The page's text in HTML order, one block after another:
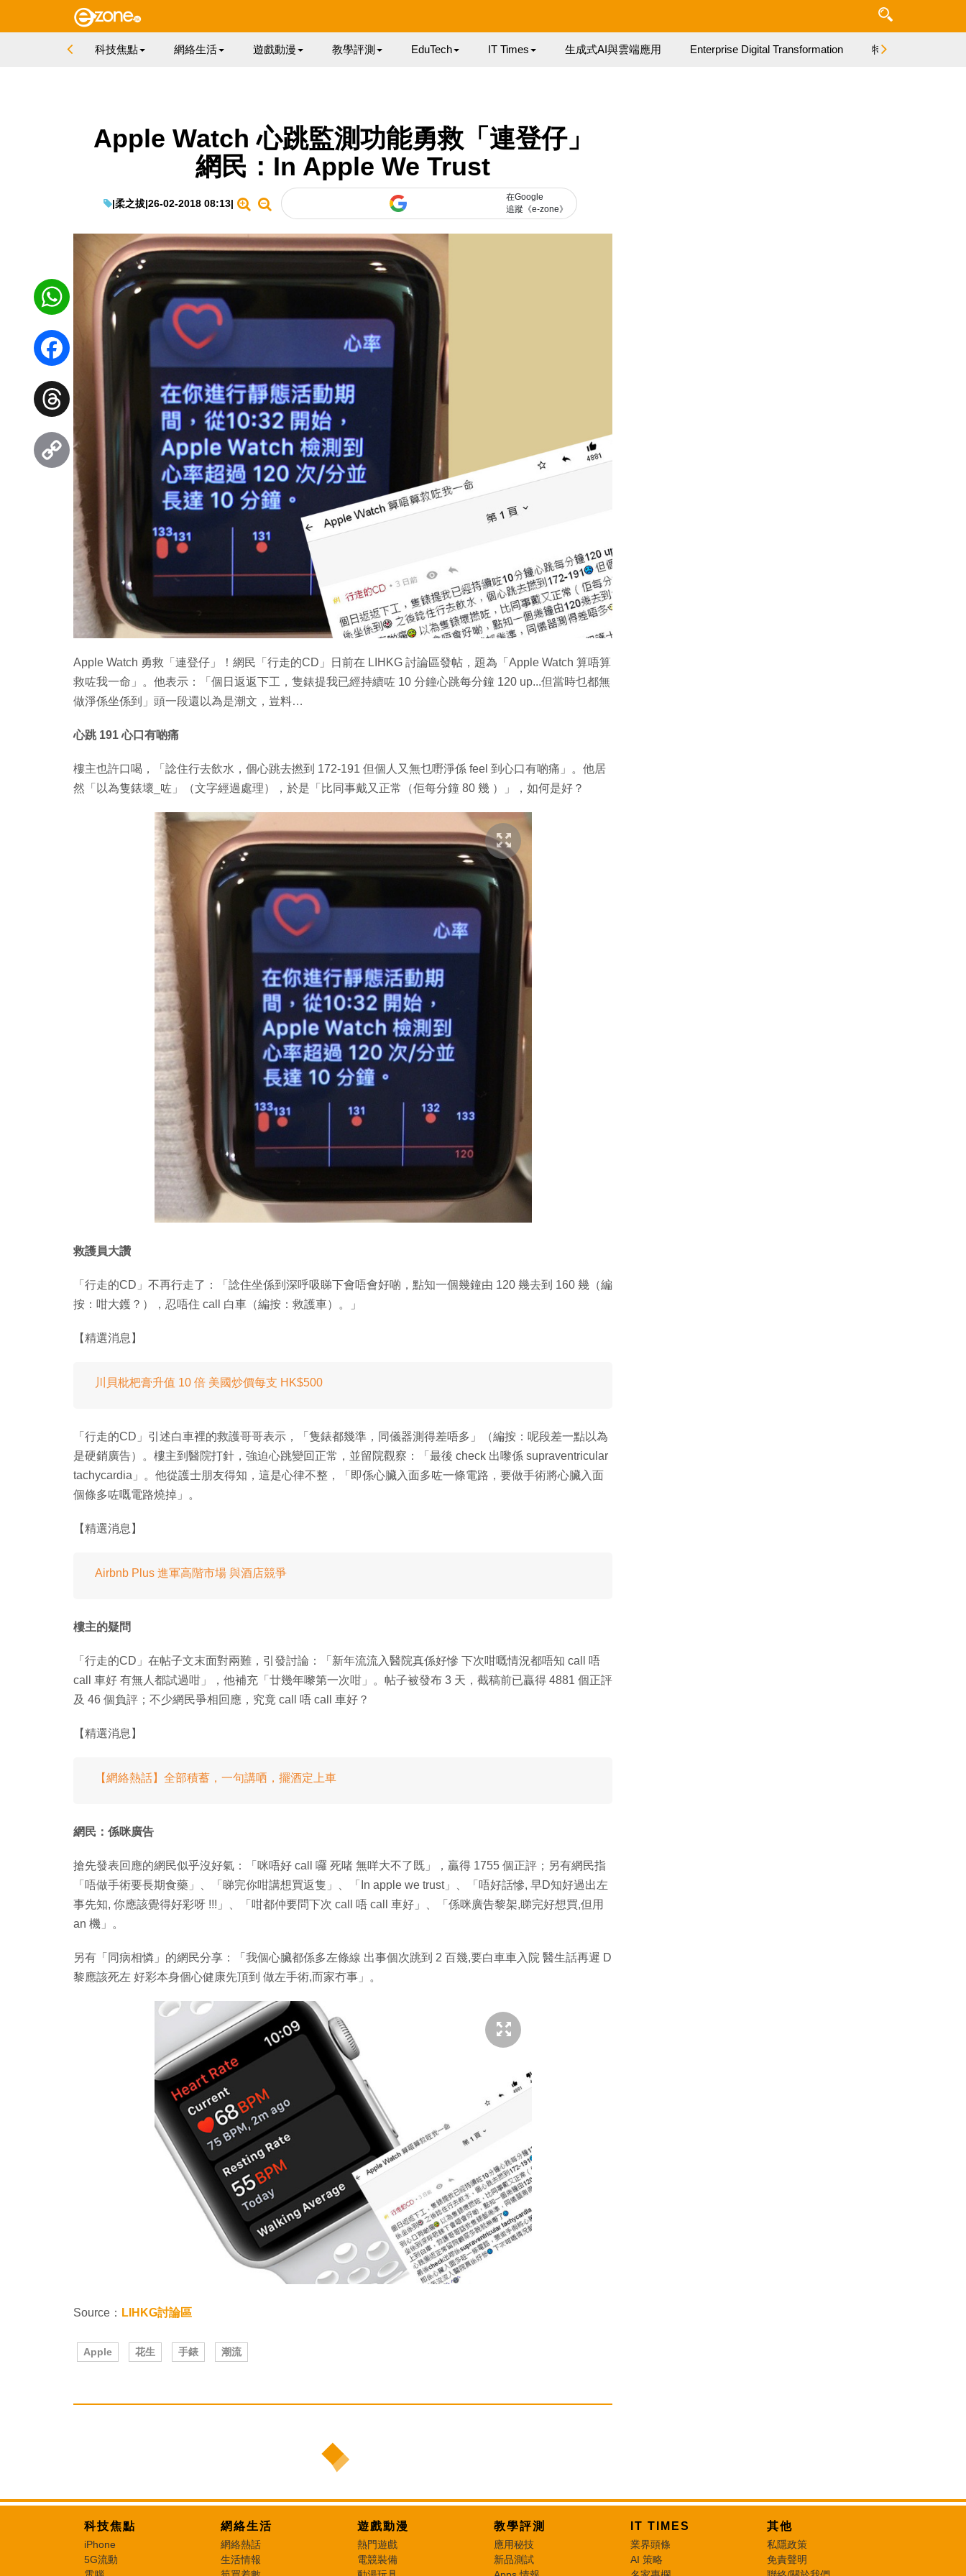
科技焦點 網絡生活 遊戲動漫 教學評測 EduTech IT Times 生成式AI與雲端應用 Enterprise Digital Transformation 特集
Apple Watch 心跳監測功能勇救「連登仔」
網民：In Apple We Trust
|柔之拔|26-02-2018 08:13|
在Google
追蹤《e-zone》
Apple Watch 勇救「連登仔」！網民「行走的CD」日前在 LIHKG 討論區發帖，題為「Apple Watch 算唔算
救咗我一命」。他表示：「個日返返下工，隻錶提我已經持續咗 10 分鐘心跳每分鐘 120 up...但當時乜都無
做淨係坐係到」頭一段還以為是潮文，豈料…
心跳 191 心口有啲痛
樓主也許口喝，「諗住行去飲水，個心跳去撚到 172-191 但個人又無乜嘢淨係 feel 到心口有啲痛」。他居
然「以為隻錶壞_咗」（文字經過處理），於是「比同事戴又正常（佢每分鐘 80 幾 ）」，如何是好？
救護員大讚
「行走的CD」不再行走了：「諗住坐係到深呼吸睇下會唔會好啲，點知一個幾鐘由 120 幾去到 160 幾（編
按：咁大鑊？），忍唔住 call 白車（編按：救護車）。」
【精選消息】
川貝枇杷膏升值 10 倍 美國炒價每支 HK$500
「行走的CD」引述白車裡的救護哥哥表示，「隻錶都幾準，同儀器測得差唔多」（編按：呢段差一點以為
是硬銷廣告）。樓主到醫院打針，強迫心跳變回正常，並留院觀察：「最後 check 出嚟係 supraventricular
tachycardia」。他從護士朋友得知，這是心律不整，「即係心臟入面多咗一條電路，要做手術將心臟入面
個條多咗嘅電路燒掉」。
【精選消息】
Airbnb Plus 進軍高階市場 與酒店競爭
樓主的疑問
「行走的CD」在帖子文末面對兩難，引發討論：「新年流流入醫院真係好慘 下次咁嘅情況都唔知 call 唔
call 車好 有無人都試過咁」，他補充「廿幾年嚟第一次咁」。帖子被發布 3 天，截稿前已贏得 4881 個正評
及 46 個負評；不少網民爭相回應，究竟 call 唔 call 車好？
【精選消息】
【網絡熱話】全部積蓄，一句講哂，擺酒定上車
網民：係咪廣告
搶先發表回應的網民似乎沒好氣：「咪唔好 call 囉 死啫 無咩大不了既」，贏得 1755 個正評；另有網民指
「唔做手術要長期食藥」、「睇完你咁講想買返隻」、「In apple we trust」、「唔好話慘, 早D知好過出左
事先知, 你應該覺得好彩呀 !!!」、「咁都仲要問下次 call 唔 call 車好」、「係咪廣告黎架,睇完好想買,但用
an 機」。
另有「同病相憐」的網民分享：「我個心臟都係多左條線 出事個次跳到 2 百幾,要白車車入院 醫生話再遲 D
黎應該死左 好彩本身個心健康先頂到 做左手術,而家冇事」。
Source： LIHKG討論區
Apple 花生 手錶 潮流
WhatsApp
Facebook
Threads
Copy
Link
科技焦點
iPhone
5G流動
網絡生活
網絡熱話
生活情報
遊戲動漫
熱門遊戲
電競裝備
教學評測
應用秘技
新品測試
IT TIMES
業界頭條
AI 策略
其他
私隱政策
免責聲明